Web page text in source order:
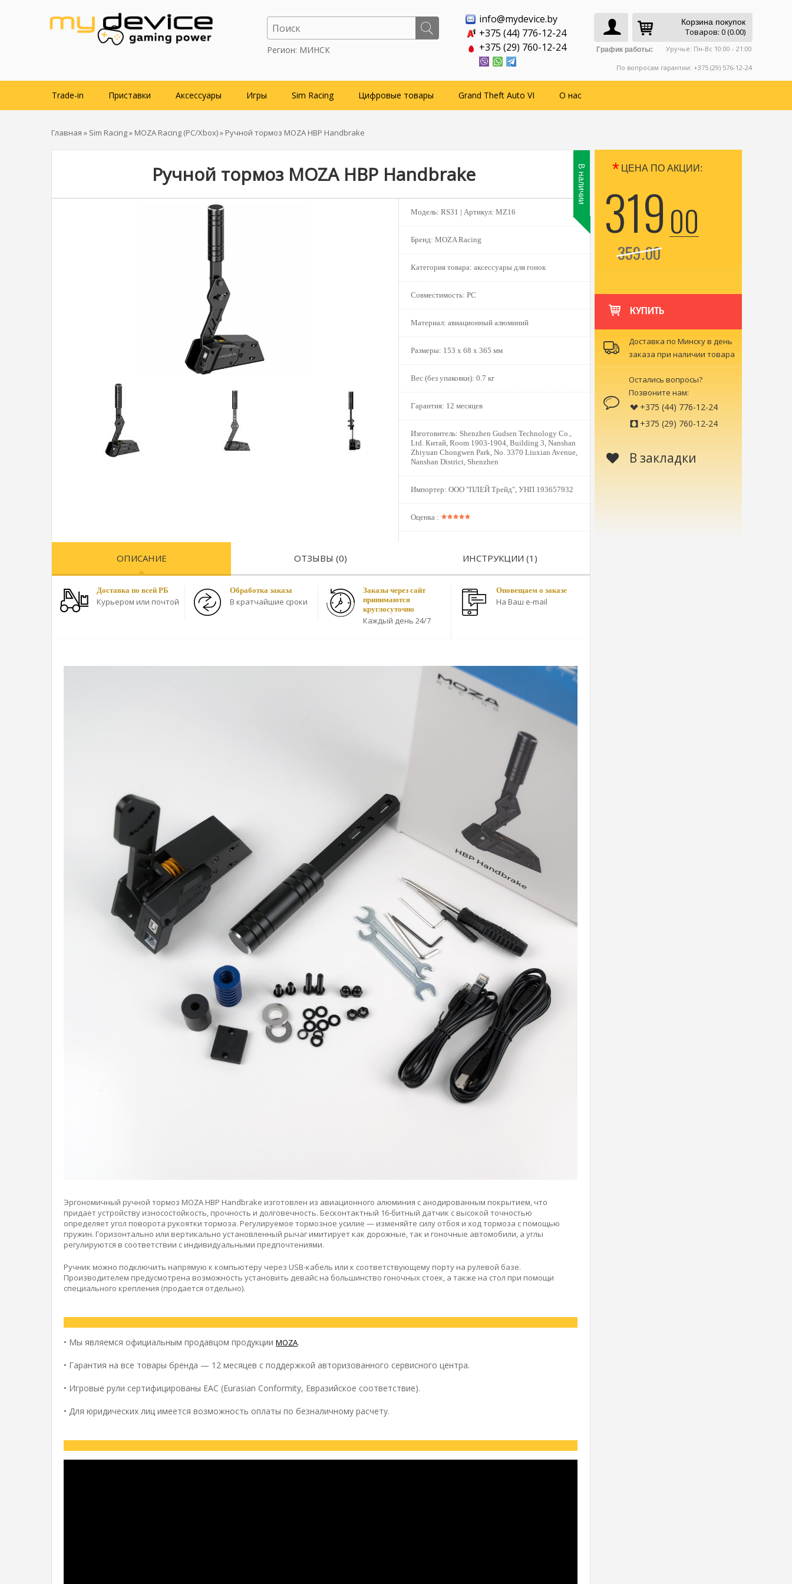
Регион: МИНСК
Корзина покупок
Товаров: 0 (0.00)
График работы: Уручье: Пн-Вс 10:00 - 21:00
По вопросам гарантии: +375 (29) 576-12-24
info@mydevice.by
+375 (44) 776-12-24
+375 (29) 760-12-24
Trade-in Приставки Аксессуары Игры Sim Racing Цифровые товары Grand Theft Auto VI О нас
Главная » Sim Racing» MOZA Racing (PC/Xbox)» Ручной тормоз MOZA HBP Handbrake
Ручной тормоз MOZA HBP Handbrake
Модель: RS31 | Артикул: MZ16
Бренд: MOZA Racing
Категория товара: аксессуары для гонок
Совместимость: PC
Материал: авиационный алюминий
Размеры: 153 x 68 x 365 мм
Вес (без упаковки): 0.7 кг
Гарантия: 12 месяцев
Изготовитель: Shenzhen Gudsen Technology Со.,
Ltd. Китай, Room 1903-1904, Building 3, Nanshan
Zhiyuan Chongwen Park, No. 3370 Liuxian Avenue,
Nanshan District, Shenzhen
Импортер: ООО "ПЛЕЙ Трейд", УНП 193657932
Оценка :
В наличии
ОПИСАНИЕ ОТЗЫВЫ (0) ИНСТРУКЦИИ (1)
Доставка по всей РБ
Курьером или почтой
Обработка заказа
В кратчайшие сроки
Заказы через сайт
принимаются
круглосуточно
Каждый день 24/7
Оповещаем о заказе
На Ваш e-mail
Эргономичный ручной тормоз MOZA HBP Handbrake изготовлен из авиационного алюминия с анодированным покрытием, что
придает устройству износостойкость, прочность и долговечность. Бесконтактный 16-битный датчик с высокой точностью
определяет угол поворота рукоятки тормоза. Регулируемое тормозное усилие — изменяйте силу отбоя и ход тормоза с помощью
пружин. Горизонтально или вертикально установленный рычаг имитирует как дорожные, так и гоночные автомобили, а углы
регулируются в соответствии с индивидуальными предпочтениями.
Ручник можно подключить напрямую к компьютеру через USB-кабель или к соответствующему порту на рулевой базе.
Производителем предусмотрена возможность установить девайс на большинство гоночных стоек, а также на стол при помощи
специального крепления (продается отдельно).
• Мы являемся официальным продавцом продукции MOZA.
• Гарантия на все товары бренда — 12 месяцев с поддержкой авторизованного сервисного центра.
• Игровые рули сертифицированы EAC (Eurasian Conformity, Евразийское соответствие).
• Для юридических лиц имеется возможность оплаты по безналичному расчету.
* ЦЕНА ПО АКЦИИ:
31900
35900
КУПИТЬ
Доставка по Минску в день
заказа при наличии товара
Остались вопросы?
Позвоните нам:
+375 (44) 776-12-24
+375 (29) 760-12-24
В закладки